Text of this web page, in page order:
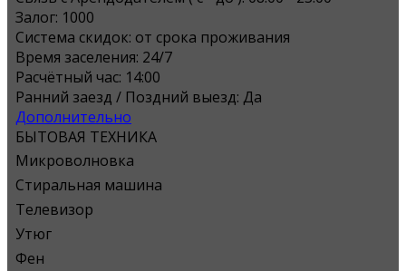
Залог: 1000
Система скидок: от срока проживания
Время заселения: 24/7
Расчётный час: 14:00
Ранний заезд / Поздний выезд: Да
Дополнительно
БЫТОВАЯ ТЕХНИКА
Микроволновка
Стиральная машина
Телевизор
Утюг
Фен